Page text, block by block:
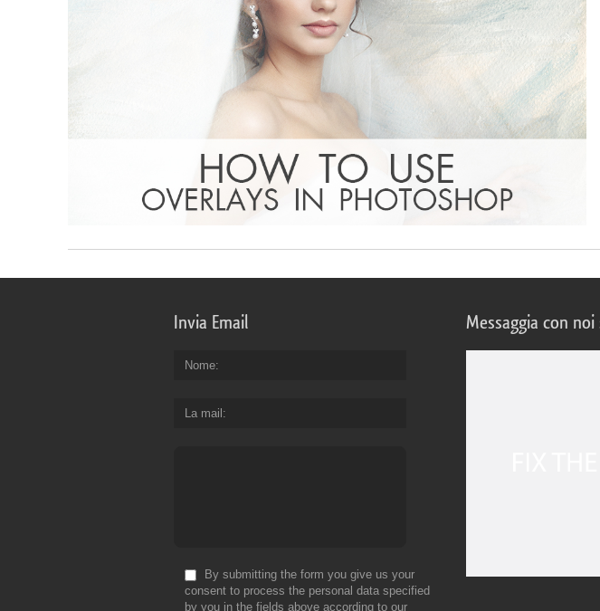
Invia Email
Nome
La mail
By submitting the form you give us your
consent to process the personal data specified
by you in the fields above according to our
Messaggia con noi